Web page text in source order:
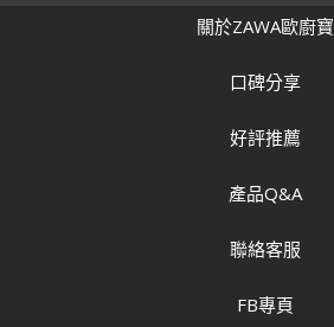
關於ZAWA歐廚寶
口碑分享
好評推薦
產品Q&A
聯絡客服
FB專頁